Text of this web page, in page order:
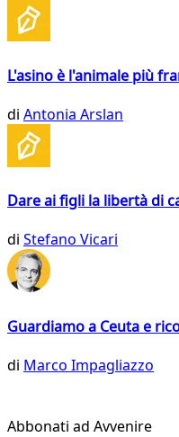
L'asino è l'animale più
di Antonia Arslan
Dare ai figli la libertà di
di Stefano Vicari
Guardiamo a Ceuta e
di Marco Impagliazzo
Abbonati ad Avvenire